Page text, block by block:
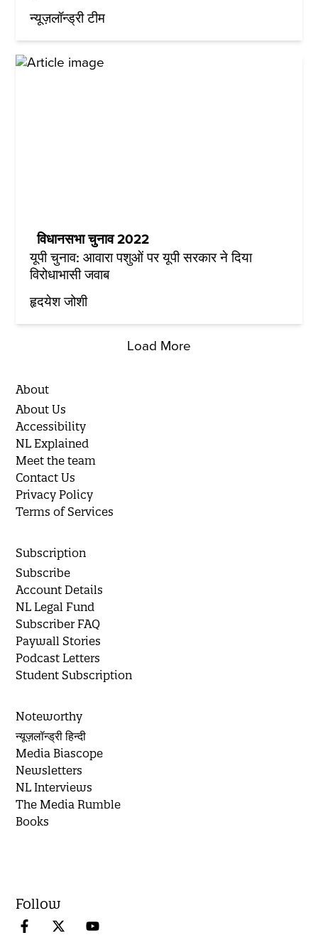
न्यूज़लॉन्ड्री टीम
विधानसभा चुनाव 2022
यूपी चुनाव: आवारा पशुओं पर यूपी सरकार ने दिया
विरोधाभासी जवाब
हृदयेश जोशी
Load More
About
About Us
Accessibility
NL Explained
Meet the team
Contact Us
Privacy Policy
Terms of Services
Subscription
Subscribe
Account Details
NL Legal Fund
Subscriber FAQ
Paywall Stories
Podcast Letters
Student Subscription
Noteworthy
न्यूज़लॉन्ड्री हिन्दी
Media Biascope
Newsletters
NL Interviews
The Media Rumble
Books
Follow